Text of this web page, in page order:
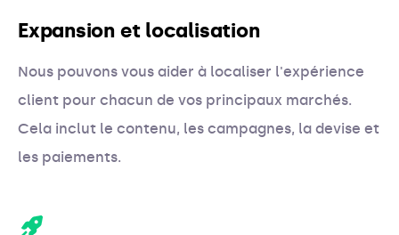
Expansion et localisation
Nous pouvons vous aider à localiser l'expérience
client pour chacun de vos principaux marchés.
Cela inclut le contenu, les campagnes, la devise et
les paiements.